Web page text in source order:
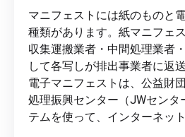
マニフェストには紙のものと
種類があります。紙マニフェ
収集運搬業者・中間処理業者
して各写しが排出事業者に返
電子マニフェストは、公益財
処理振興センター（JWセンタ
テムを使って、インターネッ